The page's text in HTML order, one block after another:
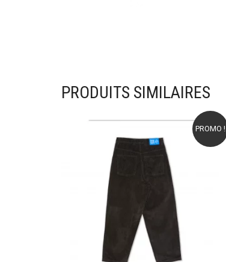
PRODUITS SIMILAIRES
Ajouter à mes favoris
PROMO !